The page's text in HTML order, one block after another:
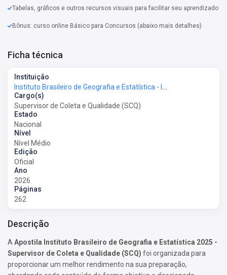
Tabelas, gráficos e outros recursos visuais para facilitar seu aprendizado
Bônus: curso online Básico para Concursos (abaixo mais detalhes)
Ficha técnica
Instituição
Instituto Brasileiro de Geografia e Estatística - IBGE
Cargo(s)
Supervisor de Coleta e Qualidade (SCQ)
Estado
Nacional
Nível
Nível Médio
Edição
Oficial
Ano
2026
Páginas
262
Descrição
A Apostila Instituto Brasileiro de Geografia e Estatística 2025 -
Supervisor de Coleta e Qualidade (SCQ) foi organizada para
proporcionar um melhor rendimento na sua preparação,